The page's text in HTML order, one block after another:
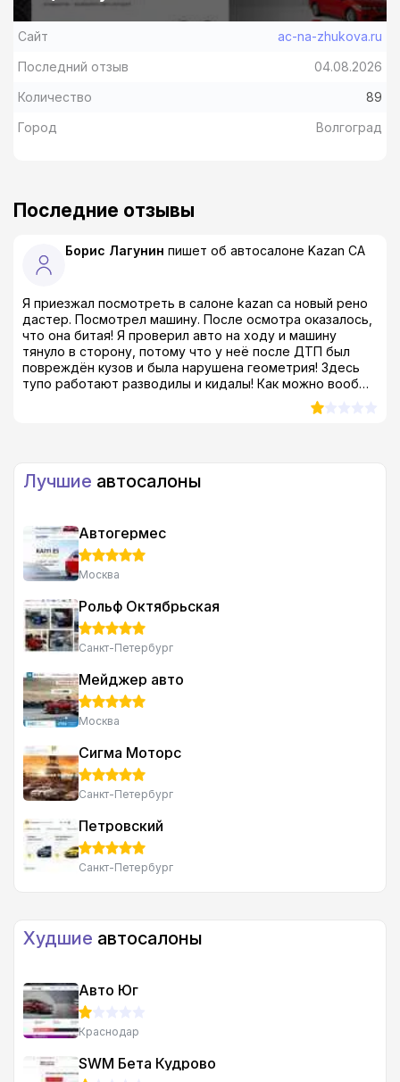
Сайт
ac-na-zhukova.ru
Последний отзыв
04.08.2026
Количество
89
Город
Волгоград
Последние отзывы
Борис Лагунин пишет об автосалоне Kazan CA
Я приезжал посмотреть в салоне kazan ca новый рено
дастер. Посмотрел машину. После осмотра оказалось,
что она битая! Я проверил авто на ходу и машину
тянуло в сторону, потому что у неё после ДТП был
повреждён кузов и была нарушена геометрия! Здесь
тупо работают разводилы и кидалы! Как можно вообще
продавать такой тотал?! Я был просто в шоке! даже в
Лучшие автосалоны
Автогермес
Москва
Рольф Октябрьская
Санкт-Петербург
Мейджер авто
Москва
Сигма Моторс
Санкт-Петербург
Петровский
Санкт-Петербург
Худшие автосалоны
Авто Юг
Краснодар
SWM Бета Кудрово